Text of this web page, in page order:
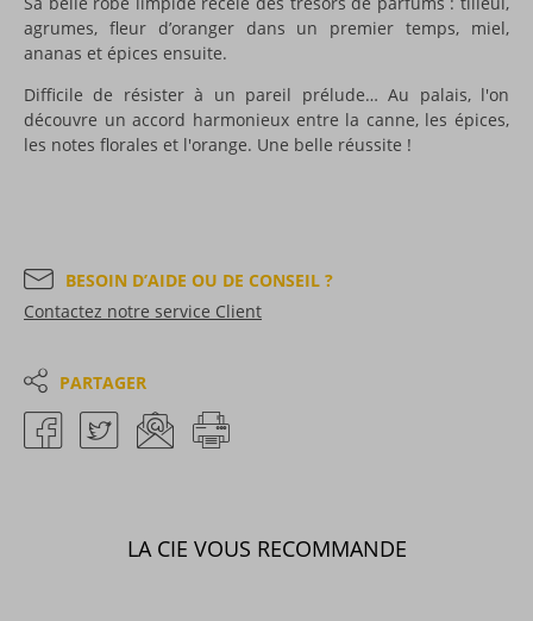
agrumes, fleur d’oranger dans un premier temps, miel,
ananas et épices ensuite.
Difficile de résister à un pareil prélude… Au palais, l'on
découvre un accord harmonieux entre la canne, les épices,
les notes florales et l'orange. Une belle réussite !
BESOIN D’AIDE OU DE CONSEIL ?
Contactez notre service Client
PARTAGER
LA CIE VOUS RECOMMANDE